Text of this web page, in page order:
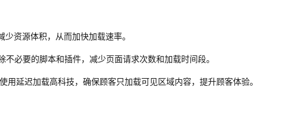
资源体积，从而加快加载速率。
必要的脚本和插件，减少页面请求次数和加载时间段。
延迟加载高科技，确保顾客只加载可见区域内容，提升顾客体验。